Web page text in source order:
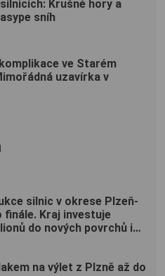
Krušné hory a
sníh
ve Starém
uzavírka v
silnic v okrese Plzeň-
finále. Kraj investuje
do nových povrchů i
na výlet z Plzně až do